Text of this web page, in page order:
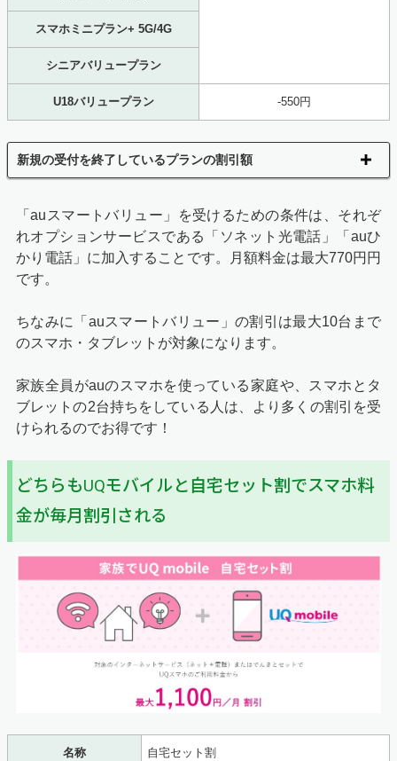
スマホミニプラン+ 5G/4G
シニアバリュープラン
U18バリュープラン -550円
新規の受付を終了しているプランの割引額
「auスマートバリュー」を受けるための条件は、それぞ
れオプションサービスである「ソネット光電話」「auひ
かり電話」に加入することです。月額料金は最大770円円
です。
ちなみに「auスマートバリュー」の割引は最大10台まで
のスマホ・タブレットが対象になります。
家族全員がauのスマホを使っている家庭や、スマホとタ
ブレットの2台持ちをしている人は、より多くの割引を受
けられるのでお得です！
どちらもUQモバイルと自宅セット割でスマホ料
金が毎月割引される
名称 自宅セット割